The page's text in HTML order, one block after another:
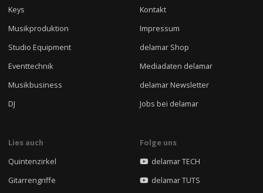
Keys
Musikproduktion
Studio Equipment
Eventtechnik
Musikbusiness
DJ
Kontakt
Impressum
delamar Shop
Mediadaten delamar
delamar Newsletter
Jobs bei delamar
Lies auch
Quintenzirkel
Gitarrengriffe
Folge uns
delamar TECH
delamar TUTS